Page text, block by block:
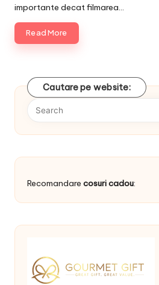
importante decat filmarea…
Read More
Cautare pe website:
Recomandare cosuri cadou: